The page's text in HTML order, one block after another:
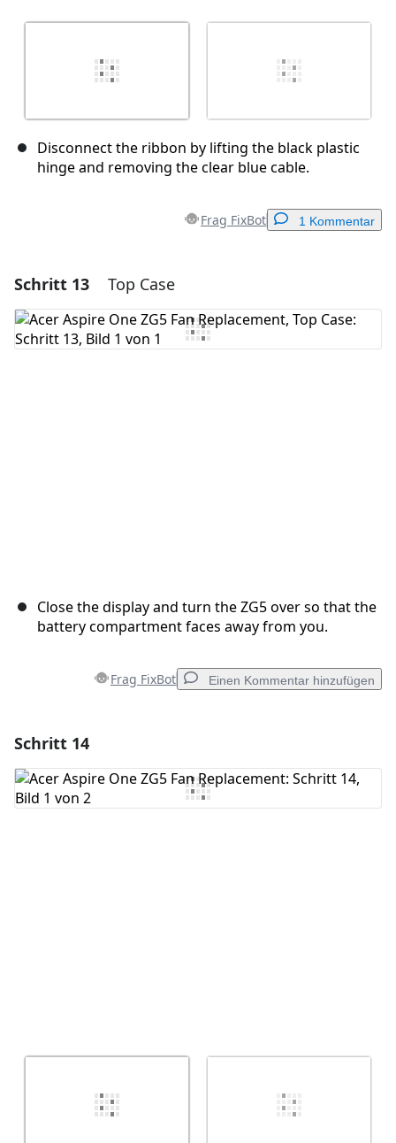
Disconnect the ribbon by lifting the black plastic
hinge and removing the clear blue cable.
Frag FixBot 1 Kommentar
Einen Kommentar hinzufügen
Kommentar hinzufügen
Schritt 13 Top Case
Close the display and turn the ZG5 over so that the
battery compartment faces away from you.
Frag FixBot Einen Kommentar hinzufügen
Kommentar hinzufügen
Schritt 14